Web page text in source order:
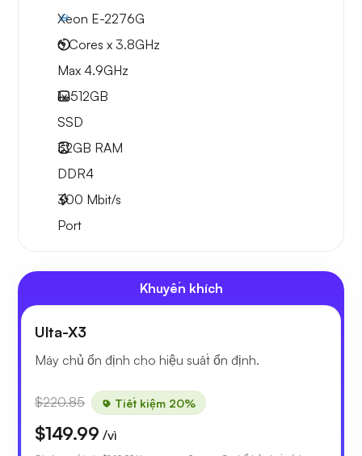
Xeon E-2276G
6 Cores x 3.8GHz
Max 4.9GHz
1x512GB
SSD
32GB RAM
DDR4
300 Mbit/s
Port
Khuyến khích
Ulta-X3
Máy chủ ổn định cho hiệu suất ổn định.
$220.85 Tiết kiệm 20%
$149.99 /vì